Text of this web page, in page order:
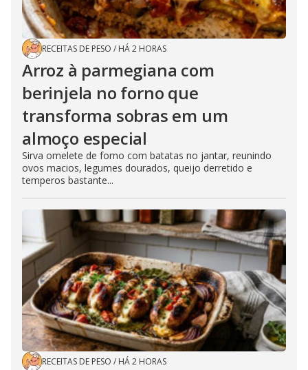
RECEITAS DE PESO / HÁ 2 HORAS
Arroz à parmegiana com
berinjela no forno que
transforma sobras em um
almoço especial
Sirva omelete de forno com batatas no jantar, reunindo
ovos macios, legumes dourados, queijo derretido e
temperos bastante...
RECEITAS DE PESO / HÁ 2 HORAS